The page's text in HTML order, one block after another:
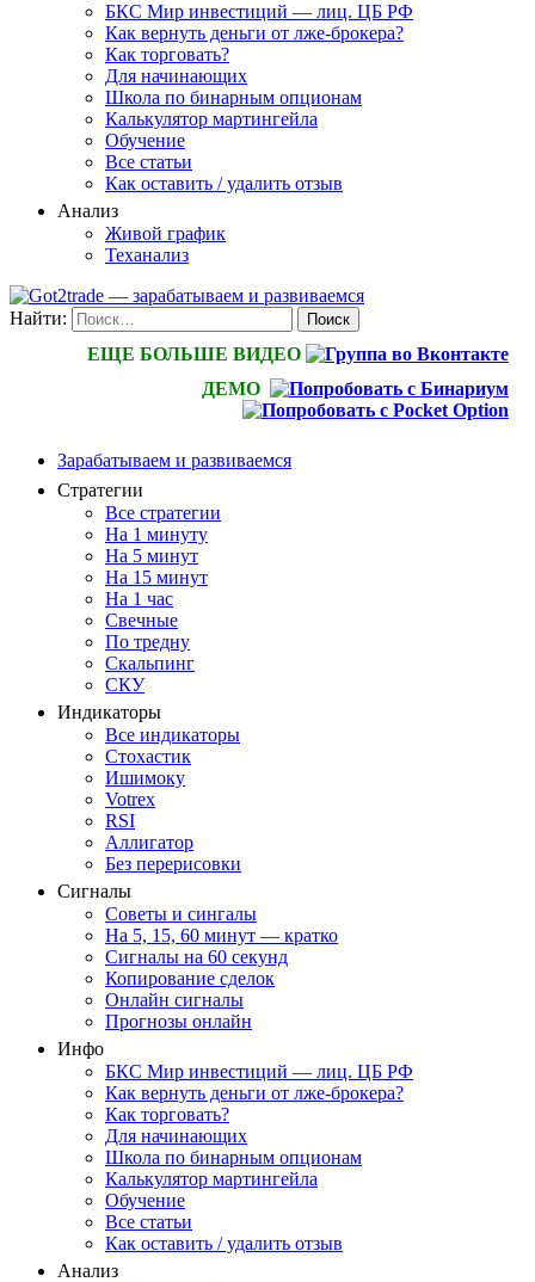
БКС Мир инвестиций — лиц. ЦБ РФ
Как вернуть деньги от лже-брокера?
Как торговать?
Для начинающих
Школа по бинарным опционам
Калькулятор мартингейла
Обучение
Все статьи
Как оставить / удалить отзыв
Анализ
Живой график
Теханализ
Найти:
ЕЩЕ БОЛЬШЕ ВИДЕО
ДЕМО
Зарабатываем и развиваемся
Стратегии
Все стратегии
На 1 минуту
На 5 минут
На 15 минут
На 1 час
Свечные
По тредну
Скальпинг
СКУ
Индикаторы
Все индикаторы
Стохастик
Ишимоку
Votrex
RSI
Аллигатор
Без перерисовки
Сигналы
Советы и сингалы
На 5, 15, 60 минут — кратко
Сигналы на 60 секунд
Копирование сделок
Онлайн сигналы
Прогнозы онлайн
Инфо
БКС Мир инвестиций — лиц. ЦБ РФ
Как вернуть деньги от лже-брокера?
Как торговать?
Для начинающих
Школа по бинарным опционам
Калькулятор мартингейла
Обучение
Все статьи
Как оставить / удалить отзыв
Анализ